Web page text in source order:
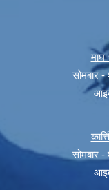
माघ
सोमबार
सोमबार